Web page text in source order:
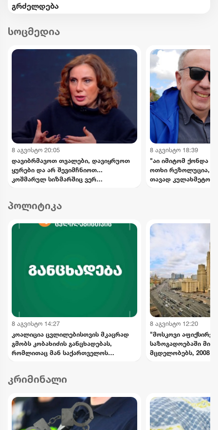
გრძელდება
სოცმედია
8 აგვისტო 20:05
დავიბრმავოთ თვალები, დავიყრუოთ
ყურები და არ შევიმჩნიოთ...
კოშმარულ სიზმარშიც ვერ
8 აგვისტო 18:39
"აი იმიტომ ქონდა
ოთხი რეზოლუცია,
თავად
პოლიტიკა
8 აგვისტო 14:27
კოალიცია ცვლილებისთვის მკაცრად
გმობს კობახიძის განცხადებას,
რომლითაც მან საქართველოს
გააყალბა
8 აგვისტო 12:20
"მოსკოვი
საზოგადოებაში
მცდელობებს, 2008
უწყება
კრიმინალი